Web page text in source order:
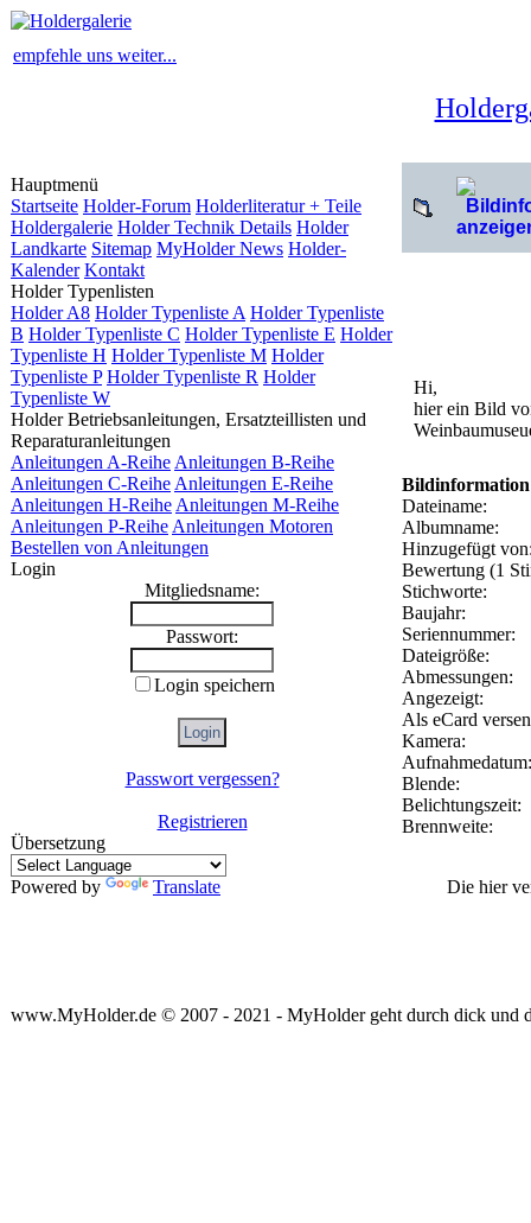
empfehle uns weiter...
Hauptmenü
Startseite Holder-Forum Holderliteratur + Teile
Holdergalerie Holder Technik Details Holder
Landkarte Sitemap MyHolder News Holder-
Kalender Kontakt
Holder Typenlisten
Holder A8 Holder Typenliste A Holder Typenliste
B Holder Typenliste C Holder Typenliste E Holder
Typenliste H Holder Typenliste M Holder
Typenliste P Holder Typenliste R Holder
Typenliste W
Holder Betriebsanleitungen, Ersatzteillisten und
Reparaturanleitungen
Anleitungen A-Reihe Anleitungen B-Reihe
Anleitungen C-Reihe Anleitungen E-Reihe
Anleitungen H-Reihe Anleitungen M-Reihe
Anleitungen P-Reihe Anleitungen Motoren
Bestellen von Anleitungen
Login
Mitgliedsname:
Passwort:
Login speichern
Passwort vergessen?
Registrieren
Übersetzung
Powered by Translate
Hi,
hier ein Bild
Bildinformation
Dateiname:
Albumname:
Hinzugefügt
Bewertung (1
Stichworte:
Baujahr:
Seriennummer:
Dateigröße:
Abmessungen:
Angezeigt:
Als eCard
Kamera:
Aufnahmedatum:
Blende:
Belichtungszeit:
Brennweite:
Die hier
www.MyHolder.de © 2007 - 2021 - MyHolder geht durch dick und